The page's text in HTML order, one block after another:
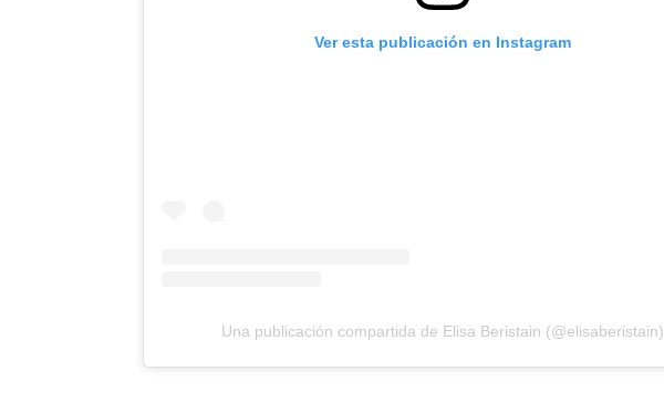
Ver esta publicación en Instagram
Una publicación compartida de Elisa Beristain (@elisaberistain)